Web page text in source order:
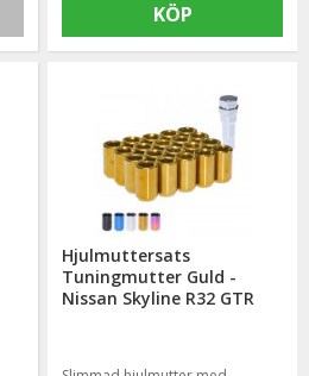
KÖP
Hjulmuttersats
Tuningmutter Guld -
Nissan Skyline R32 GTR